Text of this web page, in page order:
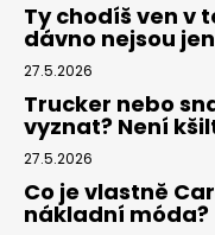
Ty chodíš ven v
dávno nejsou
27.5.2026
Trucker nebo
vyznat? Není
27.5.2026
Co je vlastně
nákladní móda?